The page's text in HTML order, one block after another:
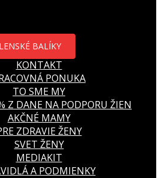
BALÍKY
KONTAKT
PONUKA
TO SME MY
Z DANE NA PODPORU ŽIEN
AKČNÉ MAMY
ZDRAVIE ŽENY
SVET ŽENY
MEDIAKIT
A PODMIENKY